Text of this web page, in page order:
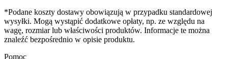
*Podane koszty dostawy obowiązują w przypadku standardowej
wysyłki. Mogą wystąpić dodatkowe opłaty, np. ze względu na
wagę, rozmiar lub właściwości produktów. Informacje te można
znaleźć bezpośrednio w opisie produktu.
Pomoc